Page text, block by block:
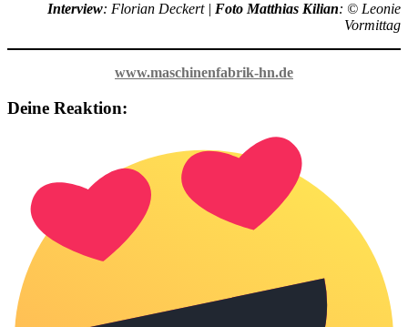
Interview: Florian Deckert | Foto Matthias Kilian: © Leonie
Vormittag
www.maschinenfabrik-hn.de
Deine Reaktion: